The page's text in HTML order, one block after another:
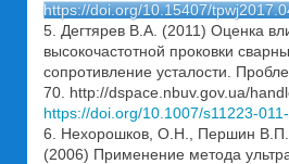
https://doi.org/10.15407/
5. Дегтярев В.А. (2011) Оценка
высокочастотной проковки
сопротивление усталости.
70. http://dspace.nbuv.gov.ua/
https://doi.org/10.1007/s11223-
6. Нехорошков, О.Н., Першин
(2006) Применение метода